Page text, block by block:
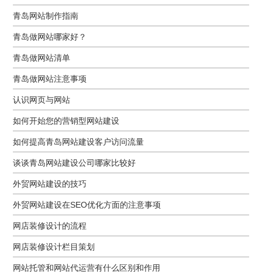
青岛网站制作指南
青岛做网站哪家好？
青岛做网站清单
青岛做网站注意事项
认识网页与网站
如何开始您的营销型网站建设
如何提高青岛网站建设客户访问流量
谈谈青岛网站建设公司哪家比较好
外贸网站建设的技巧
外贸网站建设在SEO优化方面的注意事项
网店装修设计的流程
网店装修设计栏目策划
网站托管和网站代运营有什么区别和作用